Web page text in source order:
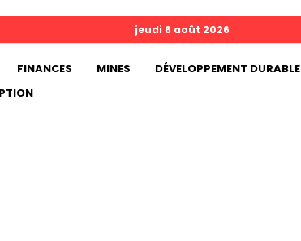
jeudi 6 août 2026
FINANCES MINES DÉVELOPPEMENT DURABLE